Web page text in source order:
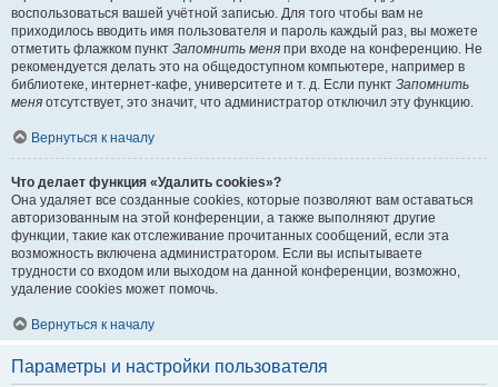
воспользоваться вашей учётной записью. Для того чтобы вам не
приходилось вводить имя пользователя и пароль каждый раз, вы можете
отметить флажком пункт Запомнить меня при входе на конференцию. Не
рекомендуется делать это на общедоступном компьютере, например в
библиотеке, интернет-кафе, университете и т. д. Если пункт Запомнить
меня отсутствует, это значит, что администратор отключил эту функцию.
Вернуться к началу
Что делает функция «Удалить cookies»?
Она удаляет все созданные cookies, которые позволяют вам оставаться
авторизованным на этой конференции, а также выполняют другие
функции, такие как отслеживание прочитанных сообщений, если эта
возможность включена администратором. Если вы испытываете
трудности со входом или выходом на данной конференции, возможно,
удаление cookies может помочь.
Вернуться к началу
Параметры и настройки пользователя